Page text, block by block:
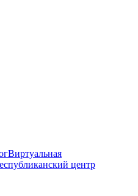
Виртуальная
центр